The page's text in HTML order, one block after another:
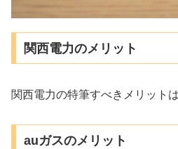
関西電力のメリット
関西電力の特筆すべきメリット
auガスのメリット